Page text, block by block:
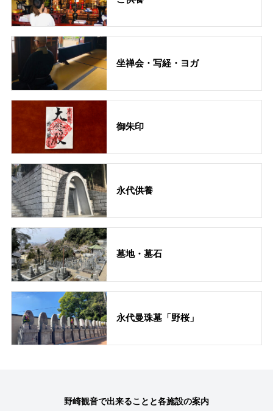
坐禅会・写経・ヨガ
御朱印
永代供養
墓地・墓石
永代曼珠墓「野桜」
野崎観音で出来ることと各施設の案内